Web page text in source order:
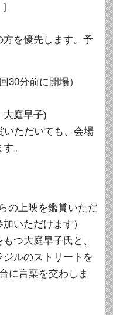
方を優先します。予
30分前に開場）
大庭早子)
いただいても、会場
。
の上映を鑑賞いただ
いただけます）
つ大庭早子氏と、
ルのストリートを
に言葉を交わしま